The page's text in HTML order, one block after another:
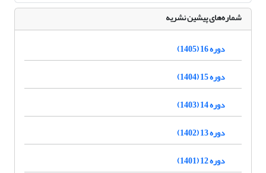
شماره‌های پیشین نشریه
دوره 16 (1405)
دوره 15 (1404)
دوره 14 (1403)
دوره 13 (1402)
دوره 12 (1401)